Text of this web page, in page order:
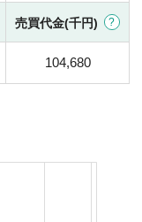
売買代金(千円)
104,680